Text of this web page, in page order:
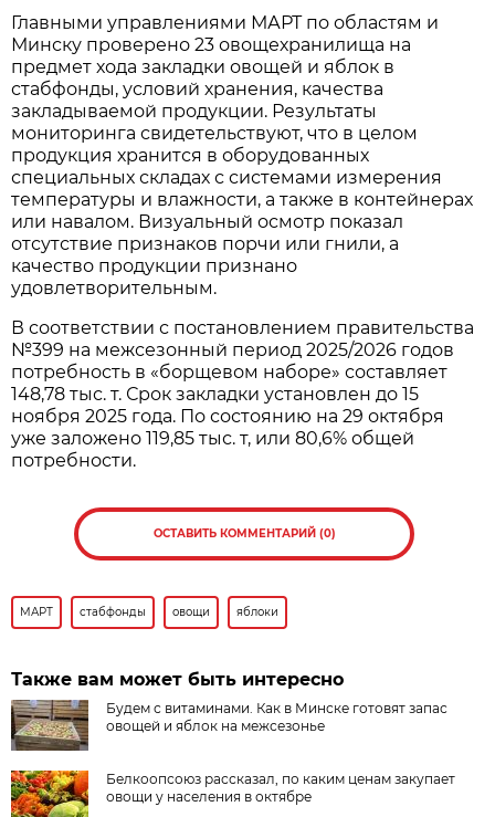
Главными управлениями МАРТ по областям и
Минску проверено 23 овощехранилища на
предмет хода закладки овощей и яблок в
стабфонды, условий хранения, качества
закладываемой продукции. Результаты
мониторинга свидетельствуют, что в целом
продукция хранится в оборудованных
специальных складах с системами измерения
температуры и влажности, а также в контейнерах
или навалом. Визуальный осмотр показал
отсутствие признаков порчи или гнили, а
качество продукции признано
удовлетворительным.
В соответствии с постановлением правительства
№399 на межсезонный период 2025/2026 годов
потребность в «борщевом наборе» составляет
148,78 тыс. т. Срок закладки установлен до 15
ноября 2025 года. По состоянию на 29 октября
уже заложено 119,85 тыс. т, или 80,6% общей
потребности.
ОСТАВИТЬ КОММЕНТАРИЙ (0)
МАРТ стабфонды овощи яблоки
Также вам может быть интересно
Будем с витаминами. Как в Минске готовят запас
овощей и яблок на межсезонье
Белкоопсоюз рассказал, по каким ценам закупает
овощи у населения в октябре